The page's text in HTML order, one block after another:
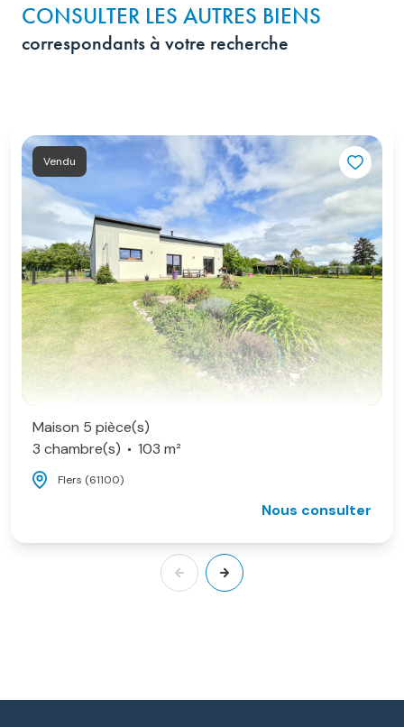
CONSULTER LES AUTRES BIENS
correspondants à votre recherche
Vendu
Maison 5 pièce(s)
3 chambre(s)
103 m²
Flers (61100)
Nous consulter